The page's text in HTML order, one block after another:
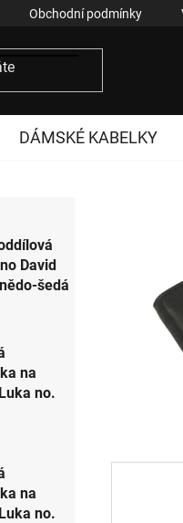
Obchodní podmínky
DÁMSKÉ KABELKY
David
šedá
na
no.
na
no.